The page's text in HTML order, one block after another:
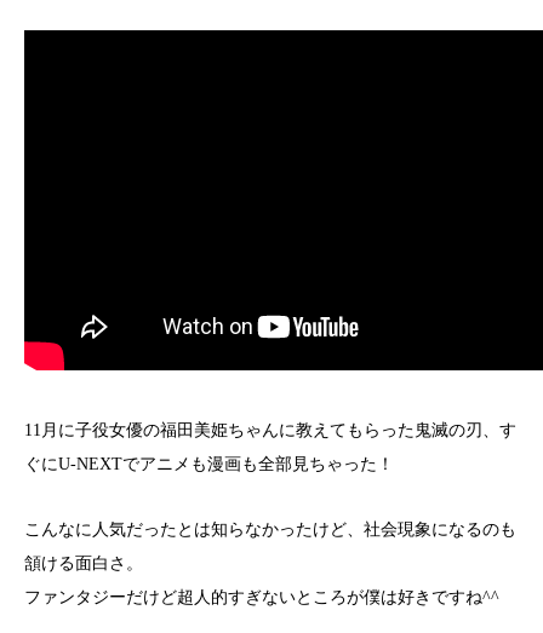
11月に子役女優の福田美姫ちゃんに教えてもらった鬼滅の刃、す
ぐにU-NEXTでアニメも漫画も全部見ちゃった！
こんなに人気だったとは知らなかったけど、社会現象になるのも
頷ける面白さ。
ファンタジーだけど超人的すぎないところが僕は好きですね^^